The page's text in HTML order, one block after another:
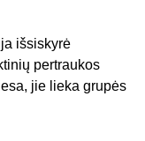
išsiskyrė
pertraukos
jie lieka grupės